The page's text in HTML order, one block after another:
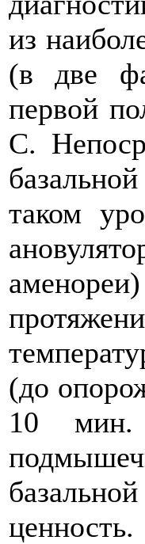
из
(в две
первой
С.
таком
(до
10 мин.
ценность.